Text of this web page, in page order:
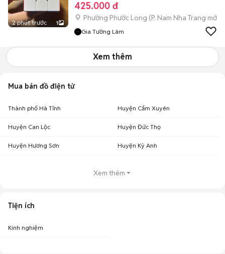
2 phút trước 1
425.000 đ
Phường Phước Long (P. Nam Nha Trang mới)
Gia Tường Lâm
Xem thêm
Mua bán đồ điện tử
Thành phố Hà Tĩnh Huyện Cẩm Xuyên
Huyện Can Lộc Huyện Đức Thọ
Huyện Hương Sơn Huyện Kỳ Anh
Xem thêm
Tiện ích
Kinh nghiệm